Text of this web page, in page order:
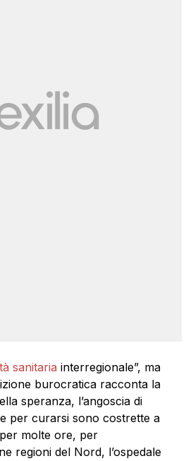
sanitaria interregionale”, ma
burocratica racconta la
speranza, l’angoscia di
per curarsi sono costrette a
molte ore, per
regioni del Nord, l’ospedale